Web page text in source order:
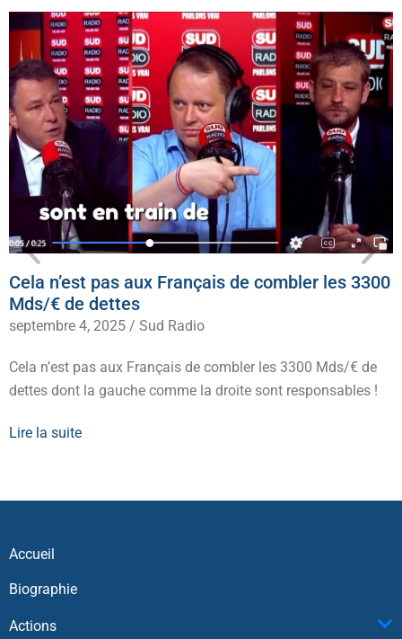
Cela n’est pas aux Français de combler les 3300
Mds/€ de dettes
septembre 4, 2025 / Sud Radio
Cela n’est pas aux Français de combler les 3300 Mds/€ de
dettes dont la gauche comme la droite sont responsables !
Lire la suite
Accueil
Biographie
Actions